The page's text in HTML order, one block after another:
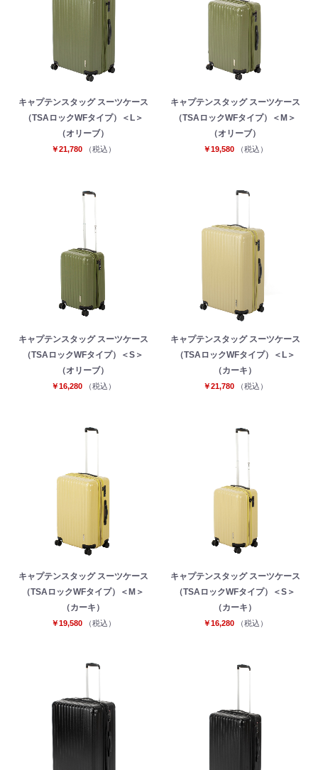
キャプテンスタッグ スーツケース
（TSAロックWFタイプ）＜L＞
（オリーブ）
￥21,780 （税込）
キャプテンスタッグ スーツケース
（TSAロックWFタイプ）＜M＞
（オリーブ）
￥19,580 （税込）
キャプテンスタッグ スーツケース
（TSAロックWFタイプ）＜S＞
（オリーブ）
￥16,280 （税込）
キャプテンスタッグ スーツケース
（TSAロックWFタイプ）＜L＞
（カーキ）
￥21,780 （税込）
キャプテンスタッグ スーツケース
（TSAロックWFタイプ）＜M＞
（カーキ）
￥19,580 （税込）
キャプテンスタッグ スーツケース
（TSAロックWFタイプ）＜S＞
（カーキ）
￥16,280 （税込）